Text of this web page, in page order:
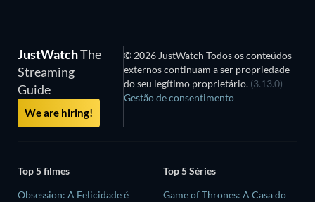
JustWatchThe
Streaming
Guide
We are hiring!
© 2026 JustWatch Todos os conteúdos
externos continuam a ser propriedade
do seu legítimo proprietário. (3.13.0)
Gestão de consentimento
Top 5 filmes
Obsession: A Felicidade é
Top 5 Séries
Game of Thrones: A Casa do